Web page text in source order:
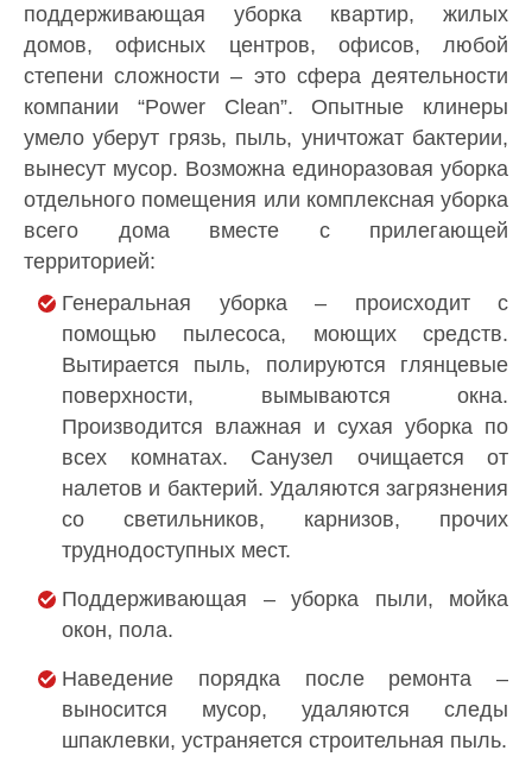
поддерживающая уборка квартир, жилых
домов, офисных центров, офисов, любой
степени сложности – это сфера деятельности
компании “Power Clean”. Опытные клинеры
умело уберут грязь, пыль, уничтожат бактерии,
вынесут мусор. Возможна единоразовая уборка
отдельного помещения или комплексная уборка
всего дома вместе с прилегающей
территорией:
Генеральная уборка – происходит с
помощью пылесоса, моющих средств.
Вытирается пыль, полируются глянцевые
поверхности, вымываются окна.
Производится влажная и сухая уборка по
всех комнатах. Санузел очищается от
налетов и бактерий. Удаляются загрязнения
со светильников, карнизов, прочих
труднодоступных мест.
Поддерживающая – уборка пыли, мойка
окон, пола.
Наведение порядка после ремонта –
выносится мусор, удаляются следы
шпаклевки, устраняется строительная пыль.